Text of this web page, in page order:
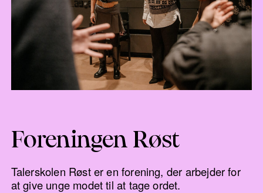
Foreningen Røst
Talerskolen Røst er en forening, der arbejder for
at give unge modet til at tage ordet.